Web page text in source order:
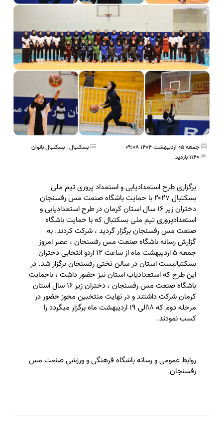
جمعه 05 اردیبهشت 1404 09:08 بسکتبال, بسکتبال بانوان
برگزاری طرح استعدادیابی و استعداد پروری تیم ملی
بسکتبال ۲۰۲۷ با حمایت باشگاه صنعت مس رفسنجان
دختران زیر ۱۶ سال استان کرمان در طرح استعدادیابی و
استعدادپروری تیم ملی بسکتبال که با حمایت باشگاه
صنعت مس رفسنجان برگزار گردید ، شرکت کردند. به
گزارش رسانه باشگاه صنعت مس رفسنجان ، عصر امروز
جمعه ۵ اردیبهشت ماه از ساعت ۱۲ اردو انتخابی دختران
بسکتبالیست استان در سالن تختی رفسنجان برگزار شد. در
این طرح که استعدادیاب استان نیز حضور داشت ، باحمایت
باشگاه صنعت مس رفسنجان ، دختران زیر ۱۶ سال استان
کرمان شرکت داشتند و در نهایت منتخبین مجوز حضور در
مرحله دوم که ۱۸الی ۱۹ اردیبهشت ماه برگزار میگردد را
کسب نمودند.
روابط عمومی و رسانه باشگاه فرهنگی و ورزشی صنعت مس
رفسنجان